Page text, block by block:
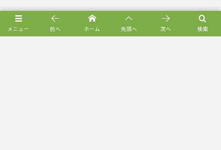
メニュー 検索
前へ ホーム 先頭へ 次へ